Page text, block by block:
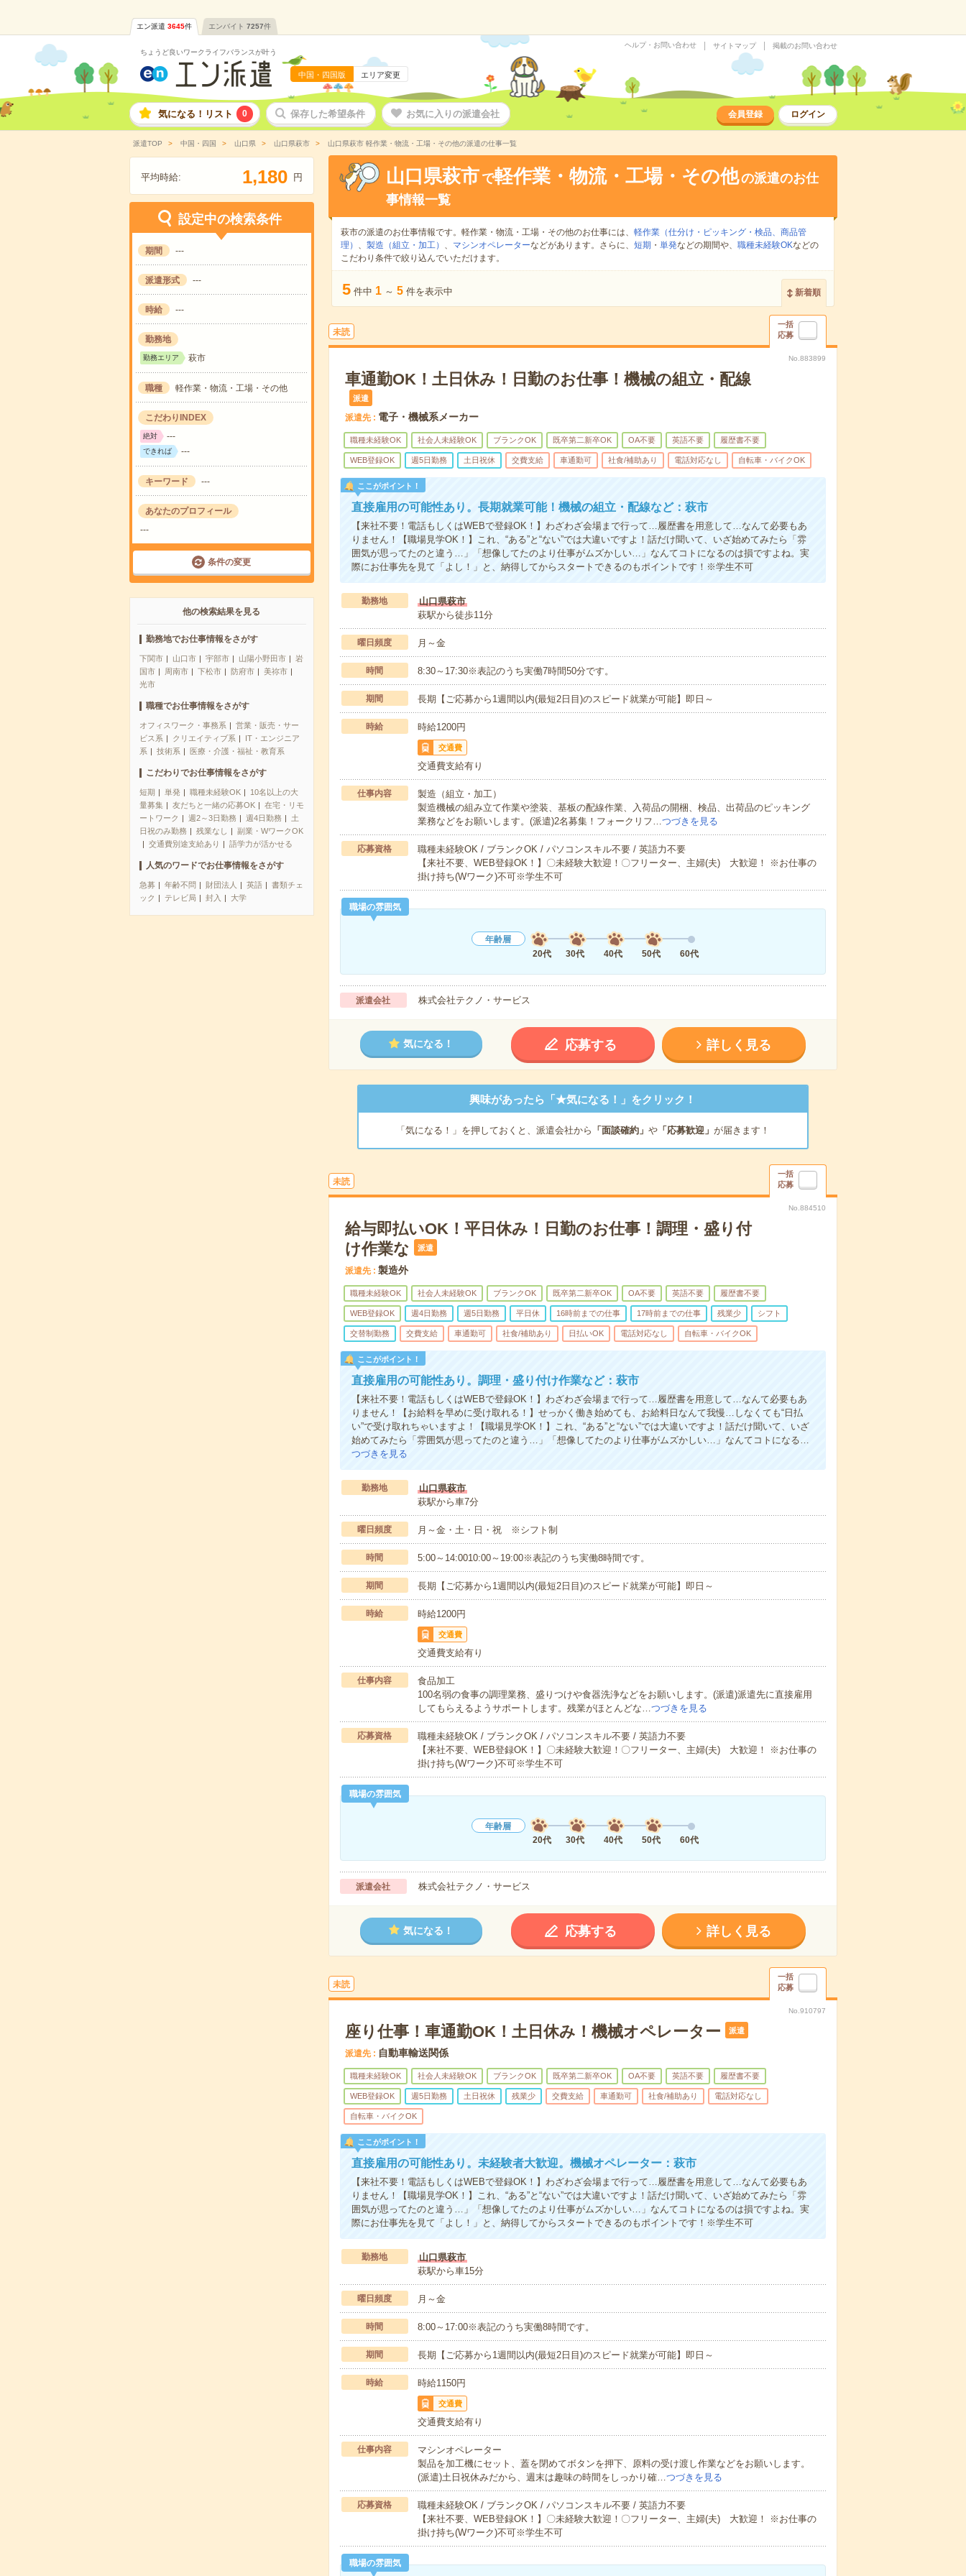
エン派遣 3645件 エンバイト 7257件
ちょうど良いワークライフバランスが叶う
中国・四国版 エリア変更
ヘルプ・お問い合わせ サイトマップ 掲載のお問い合わせ
気になる！リスト 0 保存した希望条件 お気に入りの派遣会社 会員登録 ログイン
派遣TOP 中国・四国 山口県 山口県萩市 山口県萩市 軽作業・物流・工場・その他の派遣の仕事一覧
平均時給: 1,180 円
設定中の検索条件
期間 ---
派遣形式 ---
時給 ---
勤務地
勤務エリア 萩市
職種 軽作業・物流・工場・その他
こだわりINDEX
絶対 ---
できれば ---
キーワード ---
あなたのプロフィール
---
条件の変更
他の検索結果を見る
勤務地でお仕事情報をさがす
下関市 山口市 宇部市 山陽小野田市
岩
国市
周南市 下松市 防府市
美祢市
光市
職種でお仕事情報をさがす
オフィスワーク・事務系
営業・販売・サー
ビス系
クリエイティブ系
IT・エンジニア
系
技術系 医療・介護・福祉・教育系
こだわりでお仕事情報をさがす
短期 単発 職種未経験OK
10名以上の大
量募集
友だちと一緒の応募OK
在宅・リモ
ートワーク
週2～3日勤務 週4日勤務
土
日祝のみ勤務
残業なし
副業・WワークOK
交通費別途支給あり
語学力が活かせる
人気のワードでお仕事情報をさがす
急募 年齢不問 財団法人 英語
書類チェ
ック
テレビ局 封入 大学
山口県萩市 で軽作業・物流・工場・その他の派遣のお仕
事情報一覧
萩市の派遣のお仕事情報です。軽作業・物流・工場・その他のお仕事には、 軽作業（仕分け・ピッキング・検品、商品管
理） 、 製造（組立・加工） 、 マシンオペレーターなどがあります。さらに、 短期 ・ 単発などの期間や、 職種未経験OKなどの
こだわり条件で絞り込んでいただけます。
5 件中 1 ～ 5 件を表示中 新着順
未読
一括
応募
No.883899
車通勤OK！土日休み！日勤のお仕事！機械の組立・配線
派遣
派遣先 電子・機械系メーカー
職種未経験OK 社会人未経験OK ブランクOK 既卒第二新卒OK OA不要 英語不要 履歴書不要
WEB登録OK 週5日勤務 土日祝休 交費支給 車通勤可 社食/補助あり 電話対応なし 自転車・バイクOK
ここがポイント！
直接雇用の可能性あり。長期就業可能！機械の組立・配線など：萩市
【来社不要！電話もしくはWEBで登録OK！】わざわざ会場まで行って…履歴書を用意して…なんて必要もあ
りません！【職場見学OK！】これ、“ある”と“ない”では大違いですよ！話だけ聞いて、いざ始めてみたら「雰
囲気が思ってたのと違う…」「想像してたのより仕事がムズかしい…」なんてコトになるのは損ですよね。実
際にお仕事先を見て「よし！」と、納得してからスタートできるのもポイントです！※学生不可
勤務地
山口県萩市
萩駅から徒歩11分
曜日頻度 月～金
時間 8:30～17:30※表記のうち実働7時間50分です。
期間 長期【ご応募から1週間以内(最短2日目)のスピード就業が可能】即日～
時給 時給1200円
交通費
交通費支給有り
仕事内容
製造（組立・加工）
製造機械の組み立て作業や塗装、基板の配線作業、入荷品の開梱、検品、出荷品のピッキング
業務などをお願いします。(派遣)2名募集！フォークリフ…つづきを見る
応募資格
職種未経験OK / ブランクOK / パソコンスキル不要 / 英語力不要
【来社不要、WEB登録OK！】〇未経験大歓迎！〇フリーター、主婦(夫) 大歓迎！ ※お仕事の
掛け持ち(Wワーク)不可※学生不可
職場の雰囲気
年齢層
20代
30代 40代 50代 60代
派遣会社 株式会社テクノ・サービス
気になる！ 応募する 詳しく見る
興味があったら「★気になる！」をクリック！
「気になる！」を押しておくと、派遣会社から 「面談確約」 や「応募歓迎」 が届きます！
未読
一括
応募
No.884510
給与即払いOK！平日休み！日勤のお仕事！調理・盛り付
け作業な
派遣
派遣先 製造外
職種未経験OK 社会人未経験OK ブランクOK 既卒第二新卒OK OA不要 英語不要 履歴書不要
WEB登録OK 週4日勤務 週5日勤務 平日休 16時前までの仕事 17時前までの仕事 残業少 シフト
交替制勤務 交費支給 車通勤可 社食/補助あり 日払いOK 電話対応なし 自転車・バイクOK
ここがポイント！
直接雇用の可能性あり。調理・盛り付け作業など：萩市
【来社不要！電話もしくはWEBで登録OK！】わざわざ会場まで行って…履歴書を用意して…なんて必要もあ
りません！【お給料を早めに受け取れる！】せっかく働き始めても、お給料日なんて我慢…しなくても“日払
い”で受け取れちゃいますよ！【職場見学OK！】これ、“ある”と“ない”では大違いですよ！話だけ聞いて、いざ
始めてみたら「雰囲気が思ってたのと違う…」「想像してたのより仕事がムズかしい…」なんてコトになる…
つづきを見る
勤務地
山口県萩市
萩駅から車7分
曜日頻度 月～金・土・日・祝 ※シフト制
時間 5:00～14:0010:00～19:00※表記のうち実働8時間です。
期間 長期【ご応募から1週間以内(最短2日目)のスピード就業が可能】即日～
時給 時給1200円
交通費
交通費支給有り
仕事内容
食品加工
100名弱の食事の調理業務、盛りつけや食器洗浄などをお願いします。(派遣)派遣先に直接雇用
してもらえるようサポートします。残業がほとんどな… つづきを見る
応募資格
職種未経験OK / ブランクOK / パソコンスキル不要 / 英語力不要
【来社不要、WEB登録OK！】〇未経験大歓迎！〇フリーター、主婦(夫) 大歓迎！ ※お仕事の
掛け持ち(Wワーク)不可※学生不可
職場の雰囲気
年齢層
20代
30代 40代 50代 60代
派遣会社 株式会社テクノ・サービス
気になる！ 応募する 詳しく見る
未読
一括
応募
No.910797
座り仕事！車通勤OK！土日休み！機械オペレーター 派遣
派遣先 自動車輸送関係
職種未経験OK 社会人未経験OK ブランクOK 既卒第二新卒OK OA不要 英語不要 履歴書不要
WEB登録OK 週5日勤務 土日祝休 残業少 交費支給 車通勤可 社食/補助あり 電話対応なし
自転車・バイクOK
ここがポイント！
直接雇用の可能性あり。未経験者大歓迎。機械オペレーター：萩市
【来社不要！電話もしくはWEBで登録OK！】わざわざ会場まで行って…履歴書を用意して…なんて必要もあ
りません！【職場見学OK！】これ、“ある”と“ない”では大違いですよ！話だけ聞いて、いざ始めてみたら「雰
囲気が思ってたのと違う…」「想像してたのより仕事がムズかしい…」なんてコトになるのは損ですよね。実
際にお仕事先を見て「よし！」と、納得してからスタートできるのもポイントです！※学生不可
勤務地
山口県萩市
萩駅から車15分
曜日頻度 月～金
時間 8:00～17:00※表記のうち実働8時間です。
期間 長期【ご応募から1週間以内(最短2日目)のスピード就業が可能】即日～
時給 時給1150円
交通費
交通費支給有り
仕事内容
マシンオペレーター
製品を加工機にセット、蓋を閉めてボタンを押下、原料の受け渡し作業などをお願いします。
(派遣)土日祝休みだから、週末は趣味の時間をしっかり確…つづきを見る
応募資格
職種未経験OK / ブランクOK / パソコンスキル不要 / 英語力不要
【来社不要、WEB登録OK！】〇未経験大歓迎！〇フリーター、主婦(夫) 大歓迎！ ※お仕事の
掛け持ち(Wワーク)不可※学生不可
職場の雰囲気